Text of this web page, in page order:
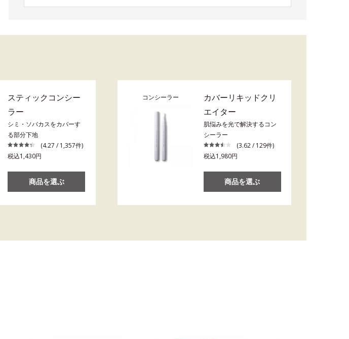
スティックコンシー
ラー
シミ・ソバカスをカバーす
る部分下地
(4.27 / 1,357件)
税込1,430円
商品を選ぶ
コンシーラー
カバーリキッドクリ
エイター
肌悩みを光で解決するコン
シーラー
(3.62 / 129件)
税込1,980円
商品を選ぶ